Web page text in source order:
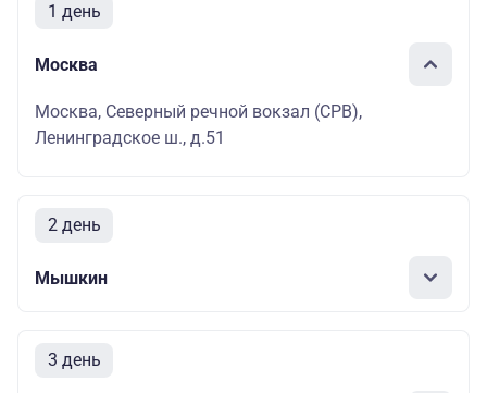
1 день
Москва
Москва, Северный речной вокзал (СРВ),
Ленинградское ш., д.51
2 день
Мышкин
3 день